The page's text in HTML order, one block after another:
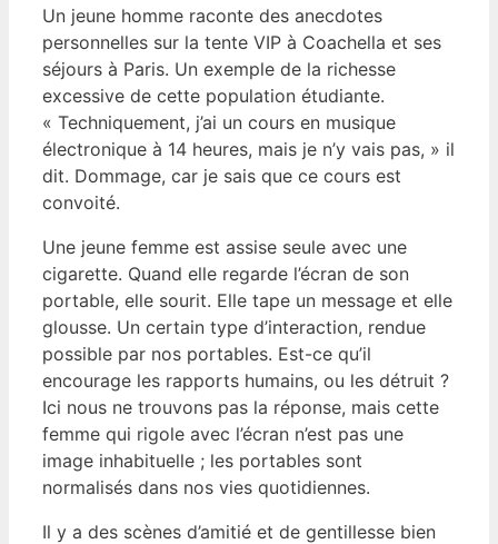
Un jeune homme raconte des anecdotes
personnelles sur la tente VIP à Coachella et ses
séjours à Paris. Un exemple de la richesse
excessive de cette population étudiante.
« Techniquement, j’ai un cours en musique
électronique à 14 heures, mais je n’y vais pas, » il
dit. Dommage, car je sais que ce cours est
convoité.
Une jeune femme est assise seule avec une
cigarette. Quand elle regarde l’écran de son
portable, elle sourit. Elle tape un message et elle
glousse. Un certain type d’interaction, rendue
possible par nos portables. Est-ce qu’il
encourage les rapports humains, ou les détruit ?
Ici nous ne trouvons pas la réponse, mais cette
femme qui rigole avec l’écran n’est pas une
image inhabituelle ; les portables sont
normalisés dans nos vies quotidiennes.
Il y a des scènes d’amitié et de gentillesse bien